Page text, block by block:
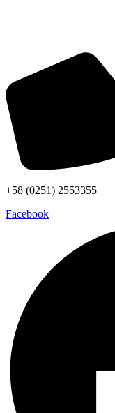
+58 (0251) 2553355
Facebook